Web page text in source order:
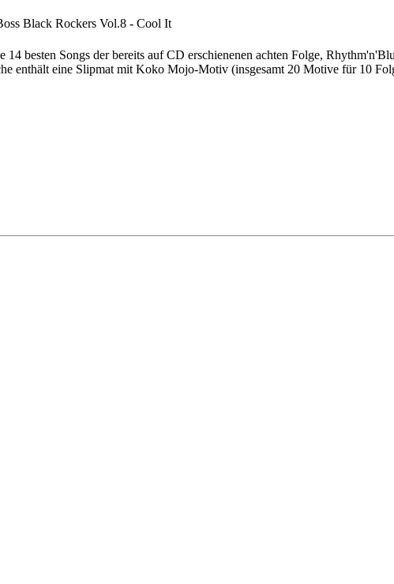
Black Rockers Vol.8 - Cool It
besten Songs der bereits auf CD erschienenen achten Folge,
enthält eine Slipmat mit Koko Mojo-Motiv (insgesamt 20 Motive für 10